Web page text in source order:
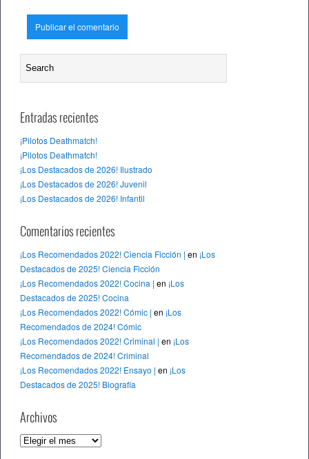
Entradas recientes
¡Pilotos Deathmatch!
¡Pilotos Deathmatch!
¡Los Destacados de 2026! Ilustrado
¡Los Destacados de 2026! Juvenil
¡Los Destacados de 2026! Infantil
Comentarios recientes
¡Los Recomendados 2022! Ciencia Ficción | en ¡Los
Destacados de 2025! Ciencia Ficción
¡Los Recomendados 2022! Cocina | en ¡Los
Destacados de 2025! Cocina
¡Los Recomendados 2022! Cómic | en ¡Los
Recomendados de 2024! Cómic
¡Los Recomendados 2022! Criminal | en ¡Los
Recomendados de 2024! Criminal
¡Los Recomendados 2022! Ensayo | en ¡Los
Destacados de 2025! Biografía
Archivos
A